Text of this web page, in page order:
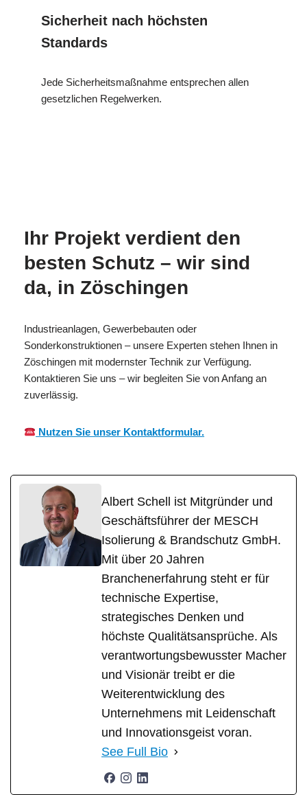
Sicherheit nach höchsten
Standards
Jede Sicherheitsmaßnahme entsprechen allen
gesetzlichen Regelwerken.
Ihr Projekt verdient den
besten Schutz – wir sind
da, in Zöschingen
Industrieanlagen, Gewerbebauten oder
Sonderkonstruktionen – unsere Experten stehen Ihnen in
Zöschingen mit modernster Technik zur Verfügung.
Kontaktieren Sie uns – wir begleiten Sie von Anfang an
zuverlässig.
Nutzen Sie unser Kontaktformular.
Albert Schell ist Mitgründer und
Geschäftsführer der MESCH
Isolierung & Brandschutz GmbH.
Mit über 20 Jahren
Branchenerfahrung steht er für
technische Expertise,
strategisches Denken und
höchste Qualitätsansprüche. Als
verantwortungsbewusster Macher
und Visionär treibt er die
Weiterentwicklung des
Unternehmens mit Leidenschaft
und Innovationsgeist voran.
See Full Bio